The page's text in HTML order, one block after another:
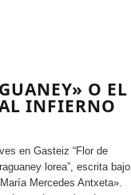
O EL
INFIERNO
en Gasteiz “Flor de
lorea”, escrita bajo
Mercedes Antxeta».